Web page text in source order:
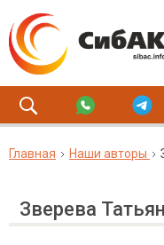
Главная Наши авторы
Зверева